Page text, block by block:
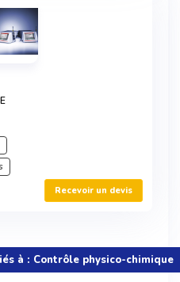
Recevoir un devis
à : Contrôle physico-chimique